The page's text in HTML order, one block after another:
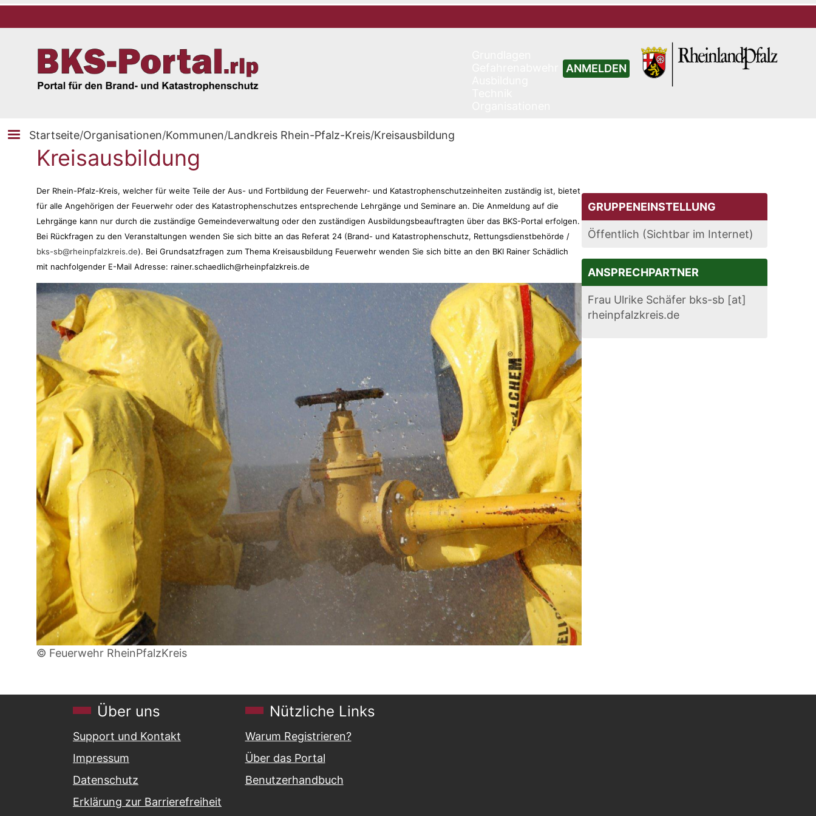
ANMELDEN
Startseite/Organisationen/Kommunen/Landkreis Rhein-Pfalz-Kreis/Kreisausbildung
Kreisausbildung
Der Rhein-Pfalz-Kreis, welcher für weite Teile der Aus- und Fortbildung der Feuerwehr- und Katastrophenschutzeinheiten zuständig ist, bietet
für alle Angehörigen der Feuerwehr oder des Katastrophenschutzes entsprechende Lehrgänge und Seminare an. Die Anmeldung auf die
Lehrgänge kann nur durch die zuständige Gemeindeverwaltung oder den zuständigen Ausbildungsbeauftragten über das BKS-Portal erfolgen.
Bei Rückfragen zu den Veranstaltungen wenden Sie sich bitte an das Referat 24 (Brand- und Katastrophenschutz, Rettungsdienstbehörde /
bks-sb@rheinpfalzkreis.de). Bei Grundsatzfragen zum Thema Kreisausbildung Feuerwehr wenden Sie sich bitte an den BKI Rainer Schädlich
mit nachfolgender E-Mail Adresse: rainer.schaedlich@rheinpfalzkreis.de
© Feuerwehr RheinPfalzKreis
GRUPPENEINSTELLUNG
Öffentlich (Sichtbar im Internet)
ANSPRECHPARTNER
Frau Ulrike Schäfer bks-sb [at]
rheinpfalzkreis.de
Über uns
Support und Kontakt
Impressum
Datenschutz
Erklärung zur Barrierefreiheit
Nützliche Links
Warum Registrieren?
Über das Portal
Benutzerhandbuch